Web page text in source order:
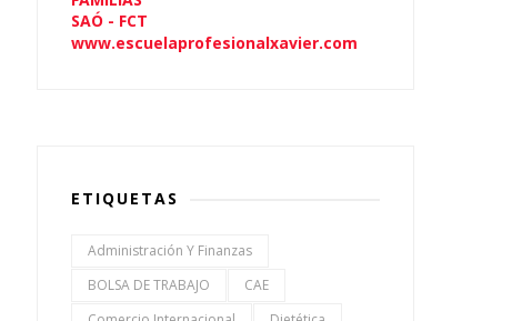
SAÓ - FCT
www.escuelaprofesionalxavier.com
ETIQUETAS
Administración Y Finanzas
BOLSA DE TRABAJO
CAE